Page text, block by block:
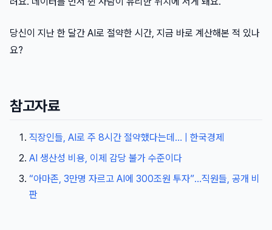
당신이 지난 한 달간 AI로 절약한 시간, 지금 바로 계산해본 적 있나
요?
참고자료
직장인들, AI로 주 8시간 절약했다는데… | 한국경제
AI 생산성 비용, 이제 감당 불가 수준이다
“아마존, 3만명 자르고 AI에 300조원 투자”…직원들, 공개 비
판